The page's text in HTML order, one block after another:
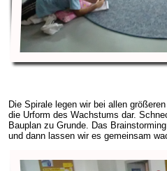
Die Spirale legen wir bei allen
die Urform des Wachstums dar.
Bauplan zu Grunde. Das
und dann lassen wir es gemeinsam